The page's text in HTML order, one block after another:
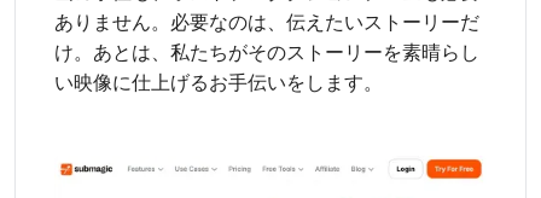
ありません。必要なのは、伝えたいストーリーだ
け。あとは、私たちがそのストーリーを素晴らし
い映像に仕上げるお手伝いをします。